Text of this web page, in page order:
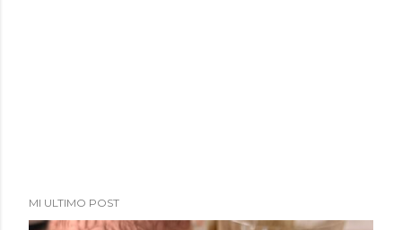
MI ULTIMO POST